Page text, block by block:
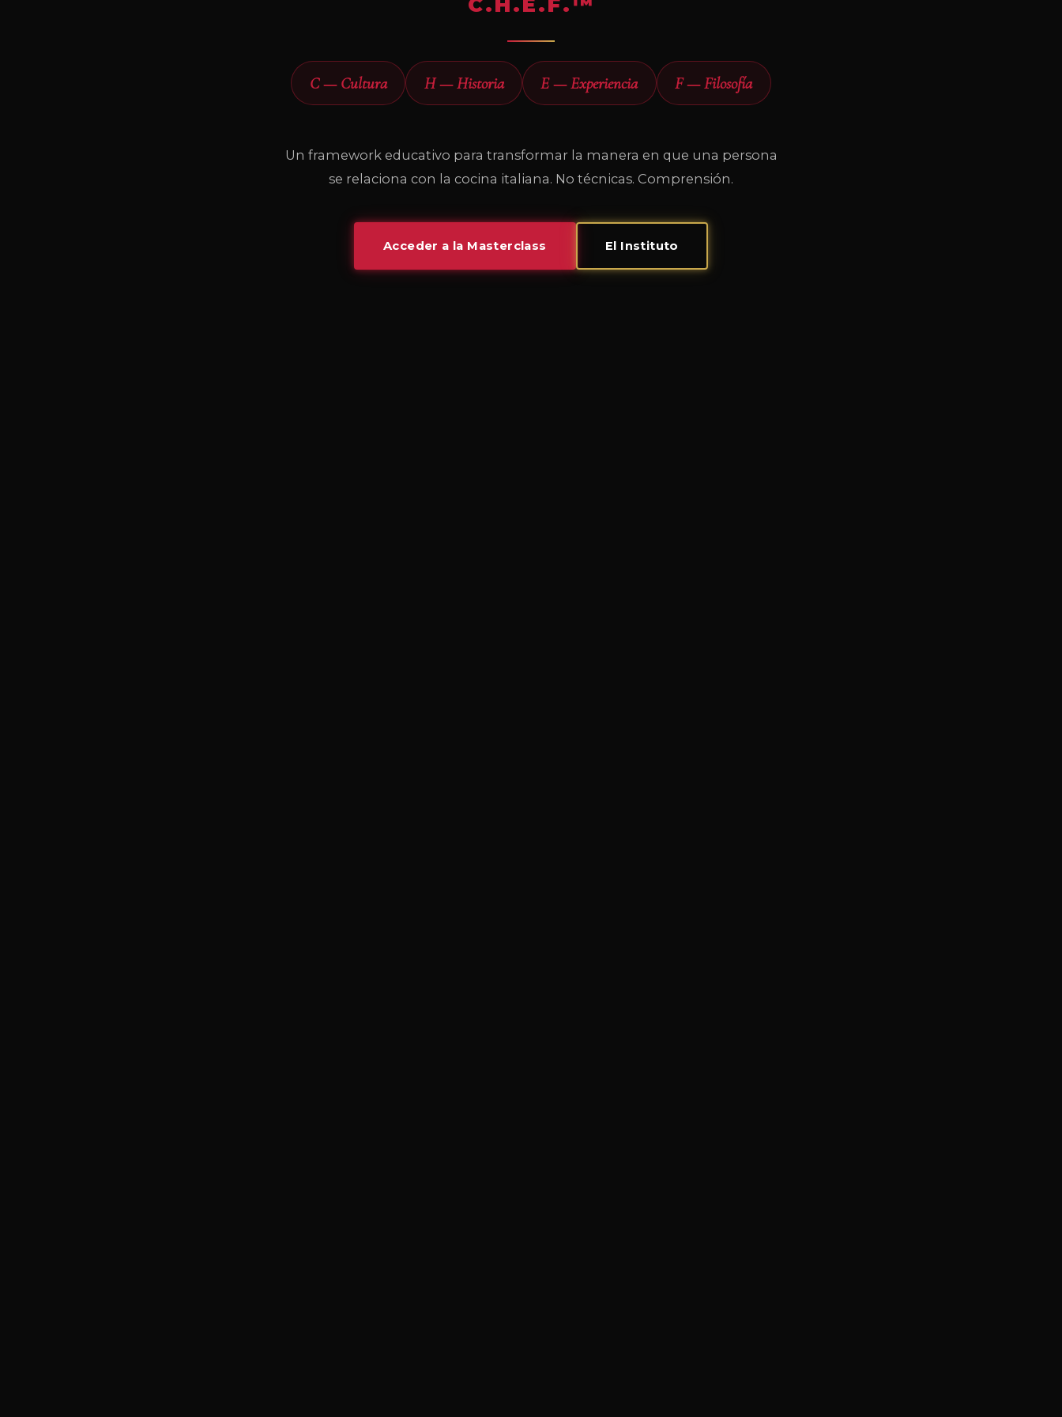
C — Cultura H — Historia E — Experiencia F — Filosofía
Un framework educativo para transformar la manera en que una persona
se relaciona con la cocina italiana. No técnicas. Comprensión.
Acceder a la Masterclass El Instituto